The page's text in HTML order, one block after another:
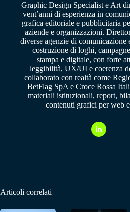
Graphic Design Specialist e Art
vent’anni di esperienza in
grafica editoriale e pubblicitaria
aziende e organizzazioni.
diverse agenzie di comunicazione
costruzione di loghi,
stampa e digitale, con forte
leggibilità, UX/UI e coerenza
collaborato con realtà come
BetFlag SpA e Croce Rossa
materiali istituzionali, report,
contenuti grafici per web
Articoli correlati